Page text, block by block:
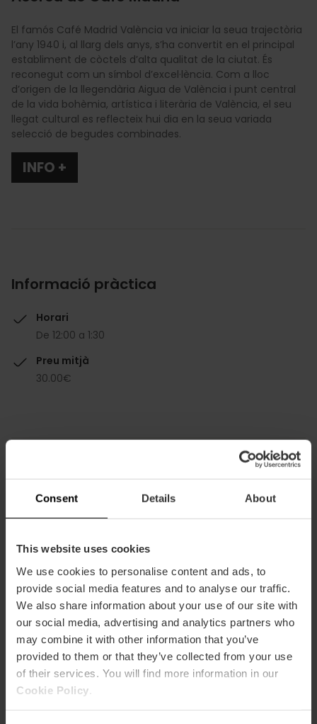
Consent Details About
This website uses cookies
We use cookies to personalise content and ads, to
provide social media features and to analyse our traffic.
We also share information about your use of our site with
our social media, advertising and analytics partners who
may combine it with other information that you’ve
provided to them or that they’ve collected from your use
of their services. You will find more information in our
Cookie Policy
El famós Café Madrid València va iniciar la seua trajectòria
l’any 1940 i, al llarg dels anys, s’ha convertit en el principal
establiment de còctels d’alta qualitat de la ciutat. És
reconegut com un símbol d’excel·lència. Com a lloc
d’origen de la llegendària Aigua de València i punt central
de la vida bohèmia, artística i literària de València, el seu
llegat cultural es reflecteix hui dia en la seua variada
selecció de begudes combinades.
INFO +
Informació pràctica
Horari
De 12:00 a 1:30
Preu mitjà
30.00€
Capacitat
30
Com arribar
Metro
L3,L5